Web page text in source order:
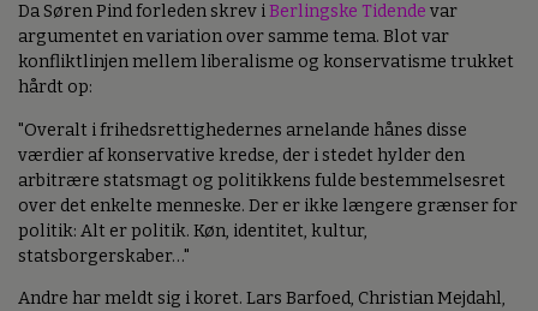
Da Søren Pind forleden skrev iBerlingske Tidende var
argumentet en variation over samme tema. Blot var
konfliktlinjen mellem liberalisme og konservatisme trukket
hårdt op:
"Overalt i frihedsrettighedernes arnelande hånes disse
værdier af konservative kredse, der i stedet hylder den
arbitrære statsmagt og politikkens fulde bestemmelsesret
over det enkelte menneske. Der er ikke længere grænser for
politik: Alt er politik. Køn, identitet, kultur,
statsborgerskaber…"
Andre har meldt sig i koret. Lars Barfoed, Christian Mejdahl,